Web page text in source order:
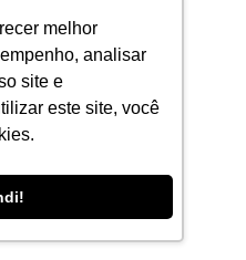
melhor
analisar
site e
este site, você